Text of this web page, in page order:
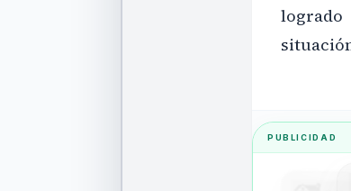
PUBLICIDAD